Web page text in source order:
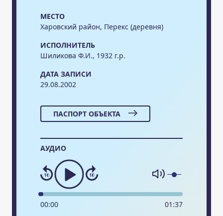
МЕСТО
Харовский район, Перекс (деревня)
ИСПОЛНИТЕЛЬ
Шиликова Ф.И., 1932 г.р.
ДАТА ЗАПИСИ
29.08.2002
ПАСПОРТ ОБЪЕКТА
АУДИО
00:00 01 :37